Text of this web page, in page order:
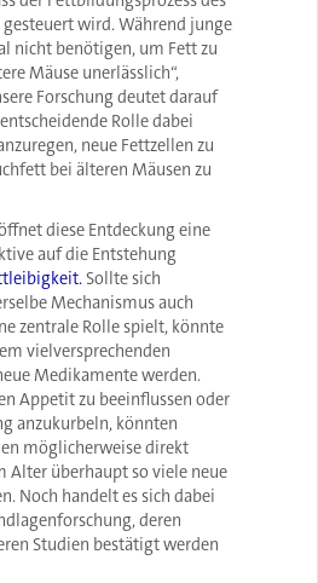
gesteuert wird. Während junge
nicht benötigen, um Fett zu
Mäuse unerlässlich“,
Forschung deutet darauf
Rolle dabei
neue Fettzellen zu
bei älteren Mäusen zu
diese Entdeckung eine
auf die Entstehung
Sollte sich
Mechanismus auch
zentrale Rolle spielt, könnte
vielversprechenden
Medikamente werden.
Appetit zu beeinflussen oder
anzukurbeln, könnten
möglicherweise direkt
Alter überhaupt so viele neue
Noch handelt es sich dabei
deren
Studien bestätigt werden